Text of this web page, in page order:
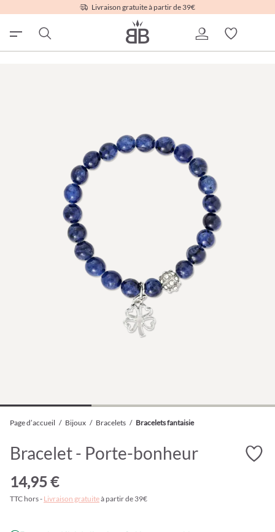
Livraison gratuite à partir de 39€
Page d’accueil / Bijoux / Bracelets / Bracelets fantaisie
Bracelet - Porte-bonheur
14,95 €
TTC hors - Livraison gratuiteà partir de 39€